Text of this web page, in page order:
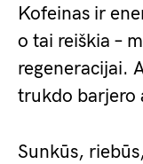
Kofeinas ir
o tai reiškia –
regeneracijai.
trukdo barjero
Sunkūs,